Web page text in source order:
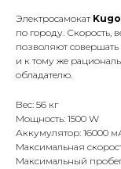
Электросамокат
по городу. Скорость,
позволяют
и к тому же
обладателю.
Вес: 56 кг
Мощность: 1500 W
Аккумулятор: 16000
Максимальная
Максимальный